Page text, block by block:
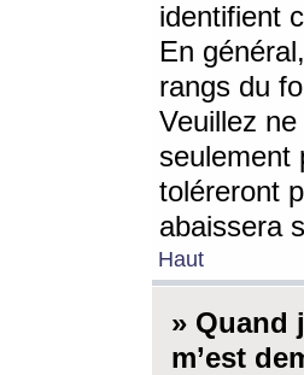
identifient
En
rangs du
Veuillez
seulement
toléreront
abaissera
Haut
» Quand
m’est